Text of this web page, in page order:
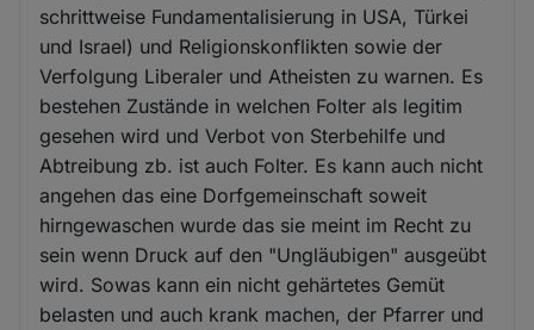
schrittweise Fundamentalisierung in USA, Türkei
und Israel) und Religionskonflikten sowie der
Verfolgung Liberaler und Atheisten zu warnen. Es
bestehen Zustände in welchen Folter als legitim
gesehen wird und Verbot von Sterbehilfe und
Abtreibung zb. ist auch Folter. Es kann auch nicht
angehen das eine Dorfgemeinschaft soweit
hirngewaschen wurde das sie meint im Recht zu
sein wenn Druck auf den "Ungläubigen" ausgeübt
wird. Sowas kann ein nicht gehärtetes Gemüt
belasten und auch krank machen, der Pfarrer und